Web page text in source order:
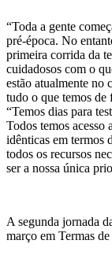
“Toda a gente
pré-época. No
primeira corrida da
cuidadosos com o
estão atualmente no
tudo o que temos de
“Temos dias para
Todos temos acesso
idênticas em termos
todos os recursos
ser a nossa única
A segunda jornada
março em Termas